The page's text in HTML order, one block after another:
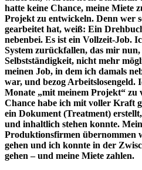
hatte keine Chance, meine Miete
Projekt zu entwickeln. Denn wer
gearbeitet hat, weiß: Ein
nebenbei. Es ist ein Vollzeit-Job.
System zurückfallen, das mir
Selbstständigkeit, nicht mehr
meinen Job, in dem ich damals
war, und bezog Arbeitslosengeld.
Monate „mit meinem Projekt“ zu
Chance habe ich mit voller Kraft
ein Dokument (Treatment)
und inhaltlich stehen konnte.
Produktionsfirmen übernommen
gehen und ich konnte in der
gehen – und meine Miete zahlen.